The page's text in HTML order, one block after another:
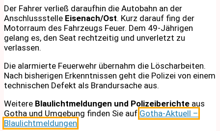
Der Fahrer verließ daraufhin die Autobahn an der
Anschlussstelle Eisenach/Ost. Kurz darauf fing der
Motorraum des Fahrzeugs Feuer. Dem 49-Jährigen
gelang es, den Seat rechtzeitig und unverletzt zu
verlassen.
Die alarmierte Feuerwehr übernahm die Löscharbeiten.
Nach bisherigen Erkenntnissen geht die Polizei von einem
technischen Defekt als Brandursache aus.
Weitere Blaulichtmeldungen und Polizeiberichte aus
Gotha und Umgebung finden Sie auf Gotha-Aktuell –
Blaulichtmeldungen